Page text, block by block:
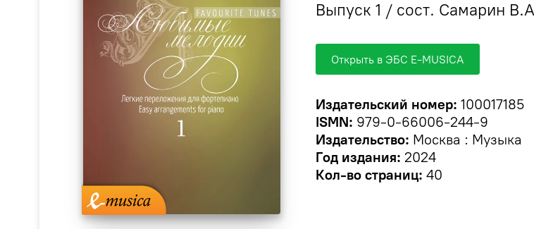
Выпуск 1 / сост. Самарин
Открыть в ЭБС E-MUSICA
Издательский номер: 100017185
ISMN: 979-0-66006-244-9
Издательство: Москва : Музыка
Год издания: 2024
Кол-во страниц: 40